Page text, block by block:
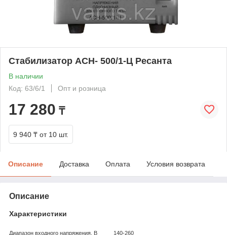
Стабилизатор АСН- 500/1-Ц Ресанта
В наличии
Код: 63/6/1
Опт и розница
17 280 ₸
9 940 ₸ от 10 шт.
Описание Доставка Оплата Условия возврата
Описание
Характеристики
Диапазон входного напряжения, В 140-260